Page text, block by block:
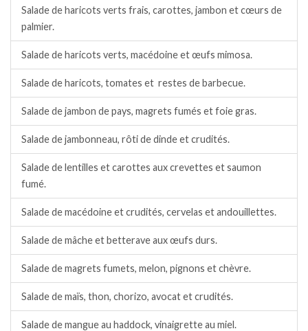
Salade de haricots verts frais, carottes, jambon et cœurs de
palmier.
Salade de haricots verts, macédoine et œufs mimosa.
Salade de haricots, tomates et restes de barbecue.
Salade de jambon de pays, magrets fumés et foie gras.
Salade de jambonneau, rôti de dinde et crudités.
Salade de lentilles et carottes aux crevettes et saumon
fumé.
Salade de macédoine et crudités, cervelas et andouillettes.
Salade de mâche et betterave aux œufs durs.
Salade de magrets fumets, melon, pignons et chèvre.
Salade de maïs, thon, chorizo, avocat et crudités.
Salade de mangue au haddock, vinaigrette au miel.